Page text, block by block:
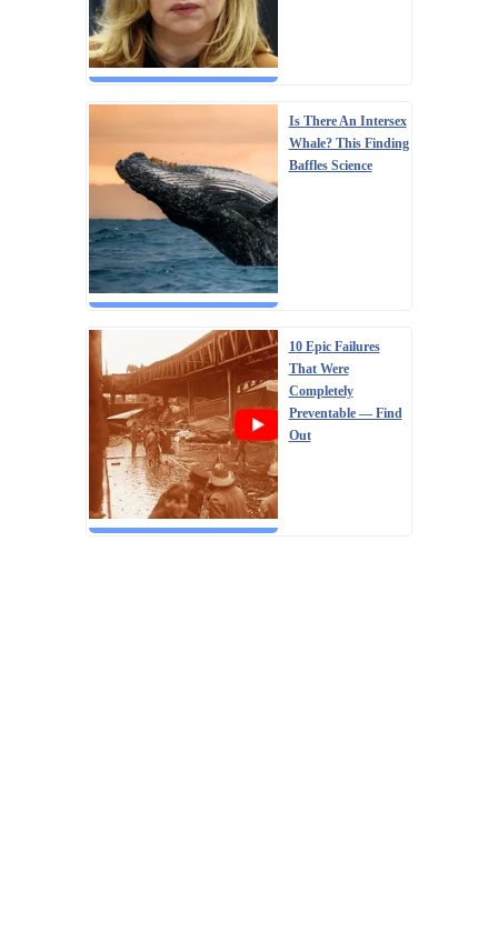
Is There An Intersex
Whale? This Finding
Baffles Science
10 Epic Failures
That Were
Completely
Preventable — Find
Out